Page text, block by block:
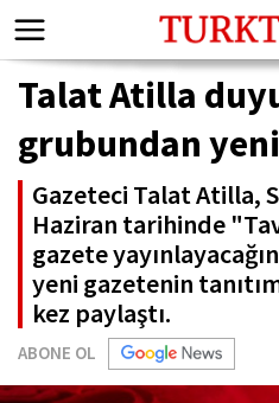
Talat Atilla
grubundan
Gazeteci Talat Atilla,
Haziran tarihinde
gazete
yeni gazetenin
kez paylaştı.
ABONE OL